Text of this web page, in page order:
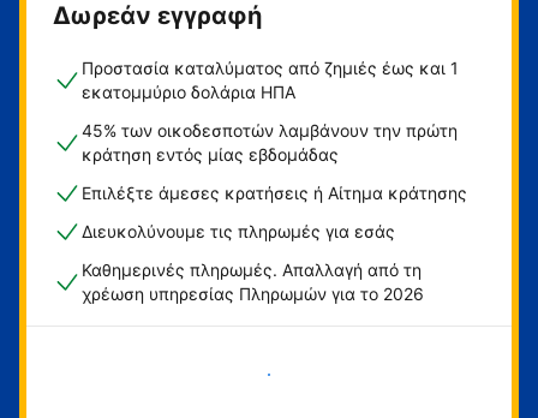
Δωρεάν εγγραφή
Προστασία καταλύματος από ζημιές έως και 1
εκατομμύριο δολάρια ΗΠΑ
45% των οικοδεσποτών λαμβάνουν την πρώτη
κράτηση εντός μίας εβδομάδας
Επιλέξτε άμεσες κρατήσεις ή Αίτημα κράτησης
Διευκολύνουμε τις πληρωμές για εσάς
Καθημερινές πληρωμές. Απαλλαγή από τη
χρέωση υπηρεσίας Πληρωμών για το 2026
Ξεκινήστε τώρα